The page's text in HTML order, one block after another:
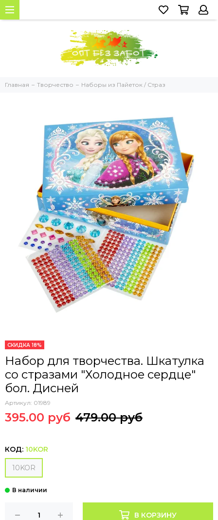
Главная Творчество Наборы из Пайеток / Страз
СКИДКА 18%
Набор для творчества. Шкатулка
со стразами "Холодное сердце"
бол. Дисней
Артикул: 01989
395.00 руб 479.00 руб
КОД: 10KOR
10KOR
В КОРЗИНУ